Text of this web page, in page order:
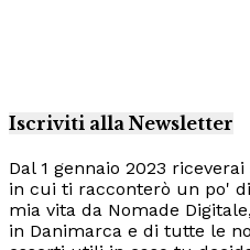
Iscriviti alla Newsletter
Dal 1 gennaio 2023
in cui ti racconterò un po'
mia vita da Nomade
in Danimarca e di tutte le